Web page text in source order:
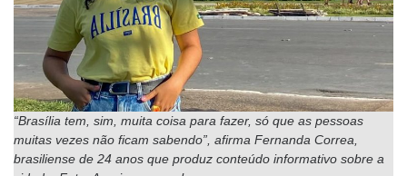
“Brasília tem, sim, muita coisa para fazer, só que as pessoas
muitas vezes não ficam sabendo”, afirma Fernanda Correa,
brasiliense de 24 anos que produz conteúdo informativo sobre a